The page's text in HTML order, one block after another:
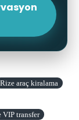
Rize araç kiralama
VIP transfer